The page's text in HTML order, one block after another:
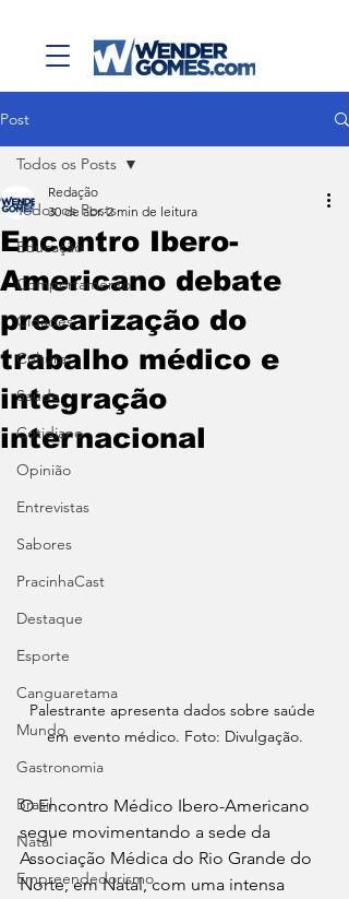
Post
Todos os Posts
Educação
Comportamento
Cidades
Cultura
Saúde
Cotidiano
Opinião
Entrevistas
Sabores
PracinhaCast
Destaque
Esporte
Canguaretama
Mundo
Gastronomia
Brasil
Natal
Empreendedorismo
Todos os Posts
Encontro Ibero-
Americano debate
precarização do
trabalho médico e
integração
internacional
Redação
30 de abr. 2 min de leitura
Palestrante apresenta dados sobre saúde
em evento médico. Foto: Divulgação.
O Encontro Médico Ibero-Americano
segue movimentando a sede da
Associação Médica do Rio Grande do
Norte, em Natal, com uma intensa